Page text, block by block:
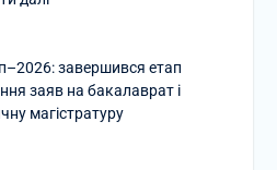
завершився етап
заяв на бакалаврат і
магістратуру